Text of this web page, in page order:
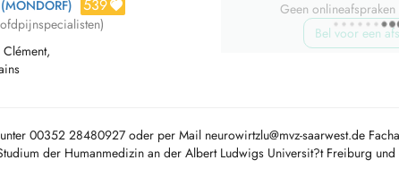
539
Geen
Bel voor een
00352 28480927 oder per Mail neurowirtzlu@mvz-saarwest.de
der Humanmedizin an der Albert Ludwigs Universit?t Freiburg
...